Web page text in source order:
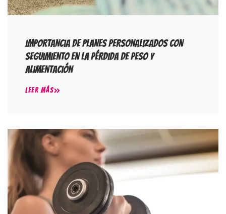
Importancia De Planes Personalizados Con
Seguimiento En La Pérdida De Peso Y
Alimentación
LEER MÁS